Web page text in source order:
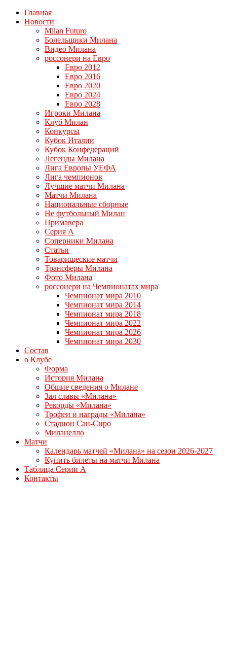
Главная
Новости
Milan Futuro
Болельщики Милана
Видео Милана
россонери на Евро
Евро 2012
Евро 2016
Евро 2020
Евро 2024
Евро 2028
Игроки Милана
Клуб Милан
Конкурсы
Кубок Италии
Кубок Конфедераций
Легенды Милана
Лига Европы УЕФА
Лига чемпионов
Лучшие матчи Милана
Матчи Милана
Национальные сборные
Не футбольный Милан
Примавера
Серия А
Соперники Милана
Статьи
Товарищеские матчи
Трансферы Милана
Фото Милана
россонери на Чемпионатах мира
Чемпионат мира 2010
Чемпионат мира 2014
Чемпионат мира 2018
Чемпионат мира 2022
Чемпионат мира 2026
Чемпионат мира 2030
Состав
о Клубе
Форма
История Милана
Общие сведения о Милане
Зал славы «Милана»
Рекорды «Милана»
Трофеи и награды «Милана»
Стадион Сан-Сиро
Миланелло
Матчи
Календарь матчей «Милана» на сезон 2026-2027
Купить билеты на матчи Милана
Таблица Серии А
Контакты